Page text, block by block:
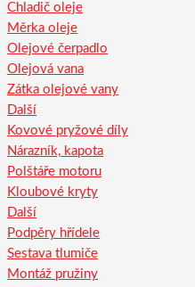
Chladič oleje
Měrka oleje
Olejové čerpadlo
Olejová vana
Zátka olejové vany
Další
Kovové pryžové díly
Nárazník, kapota
Polštáře motoru
Kloubové kryty
Další
Podpěry hřídele
Sestava tlumiče
Montáž pružiny